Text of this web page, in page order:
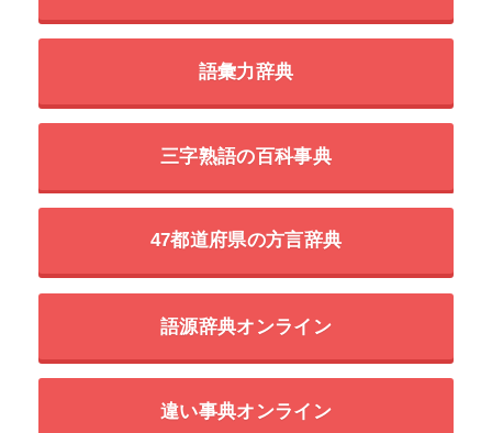
語彙力辞典
三字熟語の百科事典
47都道府県の方言辞典
語源辞典オンライン
違い事典オンライン